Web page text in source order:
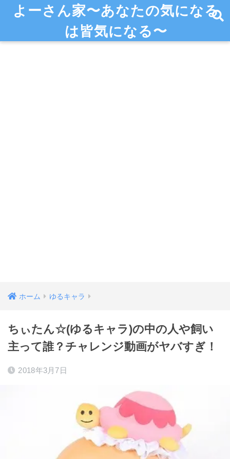
よーさん家〜あなたの気になる
は皆気になる〜
ホーム ゆるキャラ
ちぃたん☆(ゆるキャラ)の中の人や飼い
主って誰？チャレンジ動画がヤバすぎ！
2018年3月7日